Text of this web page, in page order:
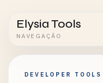
Elysia Tools
NAVEGAÇÃO
DEVELOPER TOOLS